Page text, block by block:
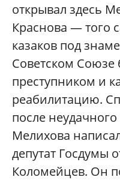
открывал здесь
Краснова — того
казаков под
Советском
преступником и
реабилитацию.
после
Мелихова
депутат Госдумы
Коломейцев. Он